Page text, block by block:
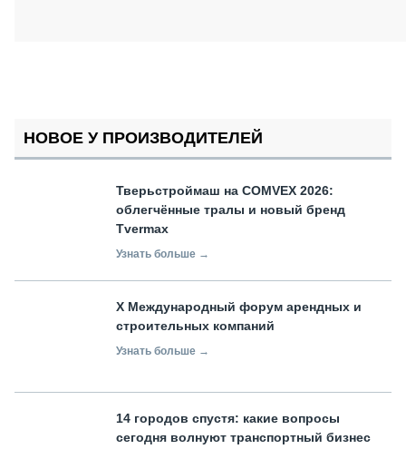
НОВОЕ У ПРОИЗВОДИТЕЛЕЙ
Тверьстроймаш на COMVEX 2026:
облегчённые тралы и новый бренд
Tvermax
Узнать больше →
X Международный форум арендных и
строительных компаний
Узнать больше →
14 городов спустя: какие вопросы
сегодня волнуют транспортный бизнес